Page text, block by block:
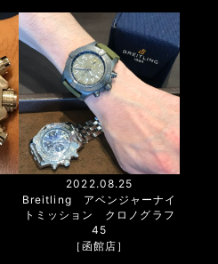
2022.08.25
Breitling アベンジャーナイ
トミッション クロノグラフ
45
［函館店］